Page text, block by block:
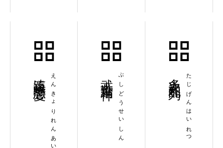
えんきょりれんあい ぶしどうせいしん たじげんはいれつ